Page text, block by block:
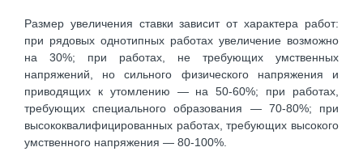
Размер увеличения ставки зависит от характера работ:
при рядовых однотипных работах увеличение возможно
на 30%; при работах, не требующих умственных
напряжений, но сильного физического напряжения и
приводящих к утомлению — на 50-60%; при работах,
требующих специального образования — 70-80%; при
высококвалифицированных работах, требующих высокого
умственного напряжения — 80-100%.